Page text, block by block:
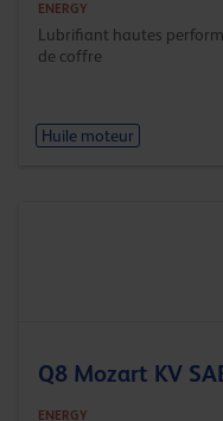
ENERGY
Lubrifiant hautes
de coffre
Huile moteur
Q8 Mozart KV
ENERGY